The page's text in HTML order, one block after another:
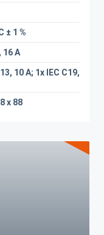
± 1 %
16 A
10 A; 1x IEC C19,
x 88